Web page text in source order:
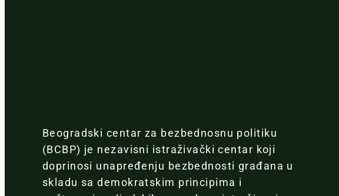
Beogradski centar za bezbednosnu politiku
(BCBP) je nezavisni istraživački centar koji
doprinosi unapređenju bezbednosti građana u
skladu sa demokratskim principima i